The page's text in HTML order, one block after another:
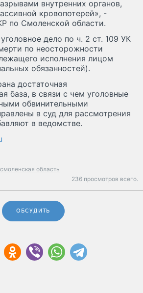
внутренних органов,
кровопотерей», -
по Смоленской области.
дело по ч. 2 ст. 109 УК
по неосторожности
исполнения лицом
обязанностей).
достаточная
база, в связи с чем уголовные
обвинительными
в суд для рассмотрения
в ведомстве.
смоленская область
236 просмотров всего.
ОБСУДИТЬ